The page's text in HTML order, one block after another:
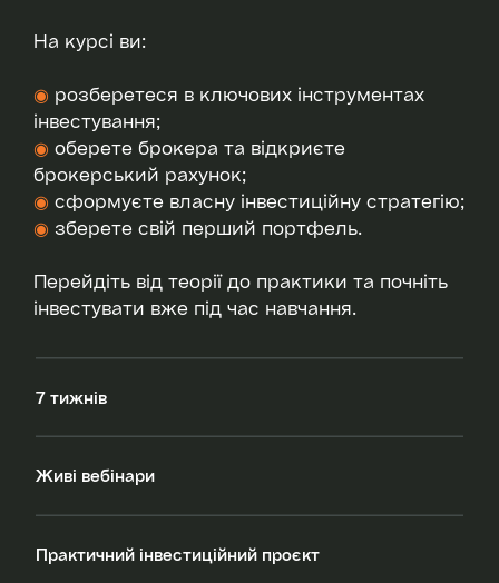
На курсі ви:
◉ розберетеся в ключових інструментах
інвестування;
◉ оберете брокера та відкриєте
брокерський рахунок;
◉ сформуєте власну інвестиційну стратегію;
◉ зберете свій перший портфель.
Перейдіть від теорії до практики та почніть
інвестувати вже під час навчання.
7 тижнів
Живі вебінари
Практичний інвестиційний проєкт